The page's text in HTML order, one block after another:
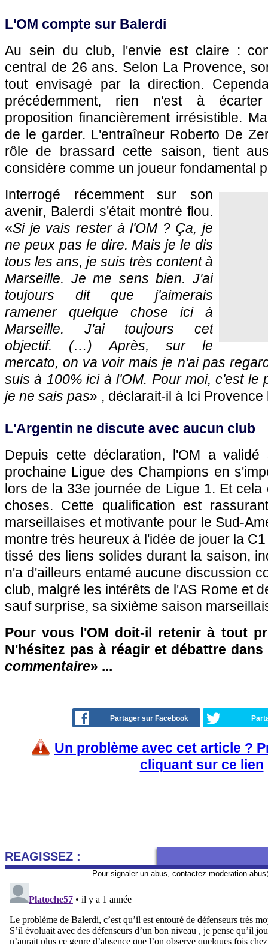
L'OM compte sur Balerdi
Au sein du club, l'envie est claire :
central de 26 ans. Selon La Provence,
tout envisagé par la direction.
précédemment, rien n'est à écarter
proposition financièrement irrésistible.
de le garder. L'entraîneur Roberto De
rôle de brassard cette saison, tient
considère comme un joueur fondamental
Interrogé récemment sur son
avenir, Balerdi s'était montré flou.
«Si je vais rester à l'OM ? Ça, je
ne peux pas le dire. Mais je le dis
tous les ans, je suis très content à
Marseille. Je me sens bien. J'ai
toujours dit que j'aimerais
ramener quelque chose ici à
Marseille. J'ai toujours cet
objectif. (…) Après, sur le
mercato, on va voir mais je n'ai pas
suis à 100% ici à l'OM. Pour moi, c'est le
je ne sais pas» , déclarait-il à Ici
L'Argentin ne discute avec aucun club
Depuis cette déclaration, l'OM a
prochaine Ligue des Champions en
lors de la 33e journée de Ligue 1. Et
choses. Cette qualification est
marseillaises et motivante pour le Sud-
montre très heureux à l'idée de jouer la
tissé des liens solides durant la saison,
n'a d'ailleurs entamé aucune discussion
club, malgré les intérêts de l'AS Rome et
sauf surprise, sa sixième saison
Pour vous l'OM doit-il retenir à tout
N'hésitez pas à réagir et débattre dans
commentaire» ...
Partager sur Facebook
Un problème avec cet article ?
cliquant sur ce lien
REAGISSEZ :
Pour signaler un abus, contactez moderation-